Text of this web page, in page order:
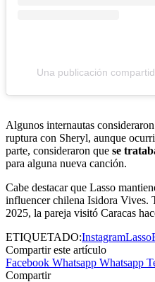
Una publicación
Algunos internautas
ruptura con Sheryl, aunque
parte, consideraron que se
para alguna nueva canción.
Cabe destacar que Lasso
influencer chilena Isidora Vives.
2025, la pareja visitó Caracas
ETIQUETADO:InstagramLasso
Compartir este artículo
Facebook Whatsapp Whatsapp
Compartir